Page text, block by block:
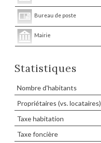
Bureau de poste
Mairie
Statistiques
Nombre d'habitants
Propriétaires (vs. locataires)
Taxe habitation
Taxe foncière